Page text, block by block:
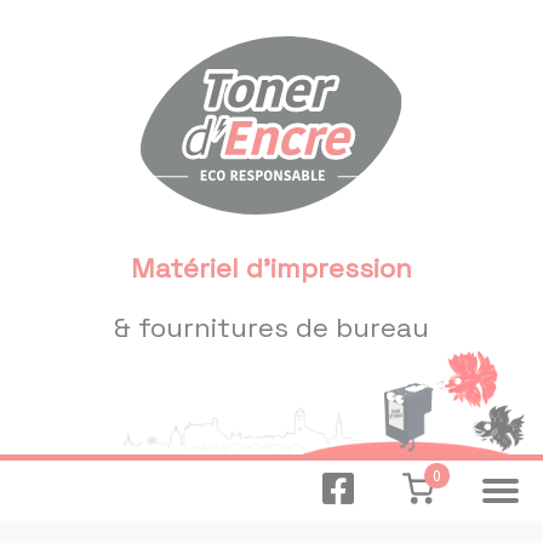
Matériel d'impression
& fournitures de bureau
0